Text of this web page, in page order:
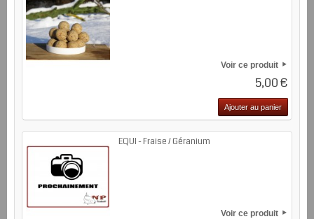
Voir ce produit
5,00 €
Ajouter au panier
EQUI - Fraise / Géranium
Voir ce produit